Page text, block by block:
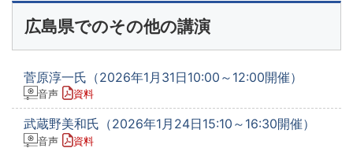
広島県でのその他の講演
菅原淳一氏（2026年1月31日10:00～12:00開催）
音声 資料
武蔵野美和氏（2026年1月24日15:10～16:30開催）
音声 資料